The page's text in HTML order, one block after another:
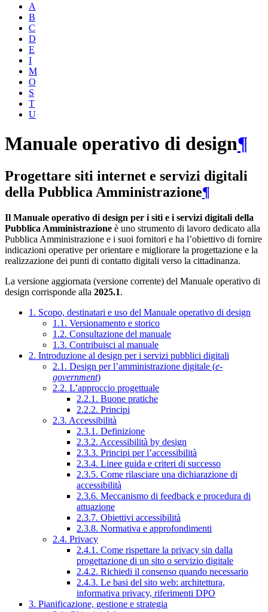
A
B
C
D
E
I
M
O
S
T
U
Manuale operativo di design¶
Progettare siti internet e servizi digitali
della Pubblica Amministrazione¶
Il Manuale operativo di design per i siti e i servizi digitali della
Pubblica Amministrazione è uno strumento di lavoro dedicato alla
Pubblica Amministrazione e i suoi fornitori e ha l’obiettivo di fornire
indicazioni operative per orientare e migliorare la progettazione e la
realizzazione dei punti di contatto digitali verso la cittadinanza.
La versione aggiornata (versione corrente) del Manuale operativo di
design corrisponde alla 2025.1.
1. Scopo, destinatari e uso del Manuale operativo di design
1.1. Versionamento e storico
1.2. Consultazione del manuale
1.3. Contribuisci al manuale
2. Introduzione al design per i servizi pubblici digitali
2.1. Design per l’amministrazione digitale (e-
government)
2.2. L’approccio progettuale
2.2.1. Buone pratiche
2.2.2. Principi
2.3. Accessibilità
2.3.1. Definizione
2.3.2. Accessibilità by design
2.3.3. Principi per l’accessibilità
2.3.4. Linee guida e criteri di successo
2.3.5. Come rilasciare una dichiarazione di
accessibilità
2.3.6. Meccanismo di feedback e procedura di
attuazione
2.3.7. Obiettivi accessibilità
2.3.8. Normativa e approfondimenti
2.4. Privacy
2.4.1. Come rispettare la privacy sin dalla
progettazione di un sito o servizio digitale
2.4.2. Richiedi il consenso quando necessario
2.4.3. Le basi del sito web: architettura,
informativa privacy, riferimenti DPO
3. Pianificazione, gestione e strategia